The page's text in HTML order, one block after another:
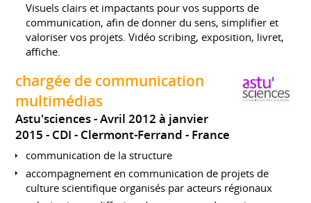
Visuels clairs et impactants pour vos supports de
communication, afin de donner du sens, simplifier et
valoriser vos projets. Vidéo scribing, exposition, livret,
affiche.
chargée de communication
multimédias
Astu'sciences
Avril 2012 à janvier
2015 CDI Clermont-Ferrand France
communication de la structure
accompagnement en communication de projets de
culture scientifique organisés par acteurs régionaux